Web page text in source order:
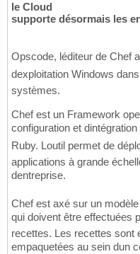
le Cloud
supporte désormais les
Opscode, léditeur de
dexploitation Windows
systèmes.
Chef est un Framework
configuration et
Ruby. Loutil permet de
applications à grande
dentreprise.
Chef est axé sur un
qui doivent être effectuées
recettes. Les recettes sont
empaquetées au sein dun